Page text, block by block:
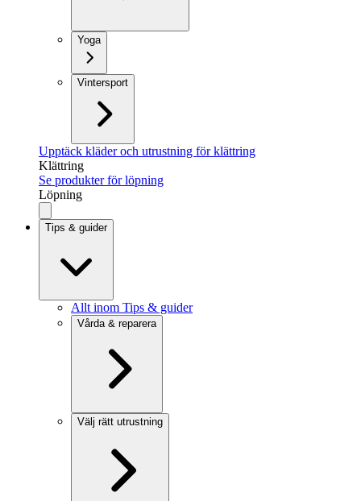
Yoga
Vintersport
Upptäck kläder och utrustning för klättring
Klättring
Se produkter för löpning
Löpning
Tips & guider
Allt inom Tips & guider
Vårda & reparera
Välj rätt utrustning